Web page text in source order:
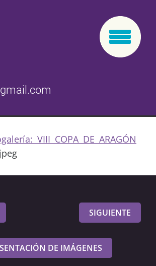
VIII COPA DE ARAGÓN
SIGUIENTE
DE IMÁGENES